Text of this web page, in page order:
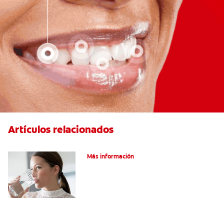
Artículos relacionados
Más información